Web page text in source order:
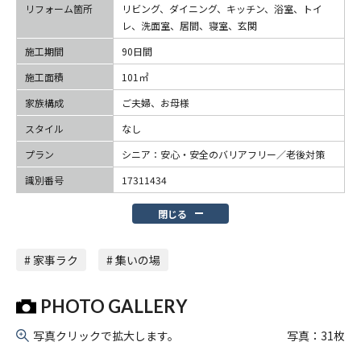
リフォーム箇所
リビング、ダイニング、キッチン、浴室、トイ
レ、洗面室、居間、寝室、玄関
施工期間
90日間
施工面積
101㎡
家族構成
ご夫婦、お母様
スタイル
なし
プラン
シニア：安心・安全のバリアフリー／老後対策
識別番号
17311434
閉じる
# 家事ラク # 集いの場
PHOTO GALLERY
写真クリックで拡大します。 写真： 31枚